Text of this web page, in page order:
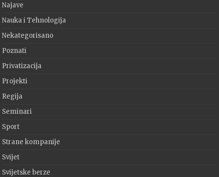
Najave
Nauka i Tehnologija
Nekategorisano
Poznati
Privatizacija
Projekti
Regija
Seminari
Sport
Strane kompanije
Svijet
Svijetske berze